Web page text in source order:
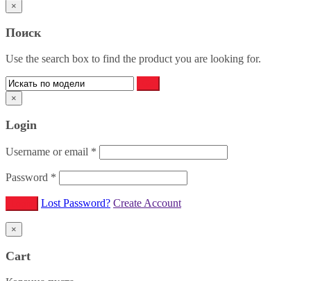
×
Поиск
Use the search box to find the product you are looking for.
×
Login
Username or email *
Password *
Lost Password? Create Account
×
Cart